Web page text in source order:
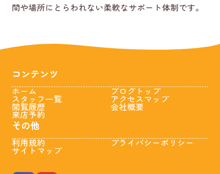
間や場所にとらわれない柔軟なサポート体制です。
コンテンツ
ホーム
スタッフ一覧
閲覧履歴
来店予約
ブログトップ
アクセスマップ
会社概要
その他
利用規約
サイトマップ
プライバシーポリシー